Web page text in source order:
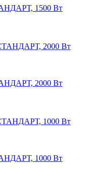
1500 Вт
2000 Вт
1000 Вт